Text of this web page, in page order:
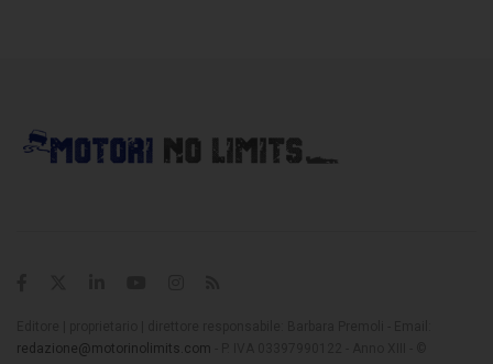
redazione@motorinolimits.com